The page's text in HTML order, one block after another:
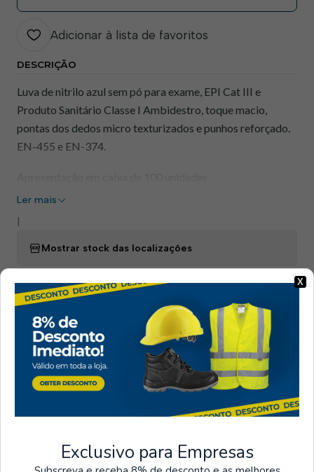
Adicionar à lista de favoritos
DESCRIÇÃO
Luva de nitrilo azul sem pó para exame, EPI Cat III e
Produto Sanitário Classe I Ambidestro, toque macio,
pontas dos dedos micro texturizados e punhos reforçado.
EN-455 e EN-374.
Ler mais
Mostrar stock das localizações
Entregas
Portes grátis em
encomendas superiores
ilhas).
Pagamentos
Seguros
Temos vários métodos
de pagamento seguros
X
Exclusivo para Empresas